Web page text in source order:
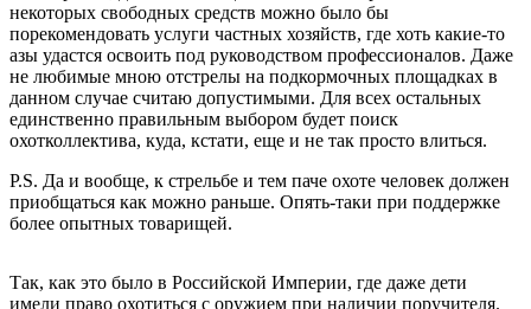
некоторых свободных средств можно было бы
порекомендовать услуги частных хозяйств, где хоть какие-то
азы удастся освоить под руководством профессионалов. Даже
не любимые мною отстрелы на подкормочных площадках в
данном случае считаю допустимыми. Для всех остальных
единственно правильным выбором будет поиск
охотколлектива, куда, кстати, еще и не так просто влиться.
P.S. Да и вообще, к стрельбе и тем паче охоте человек должен
приобщаться как можно раньше. Опять-таки при поддержке
более опытных товарищей.
Так, как это было в Российской Империи, где даже дети
имели право охотиться с оружием при наличии поручителя.